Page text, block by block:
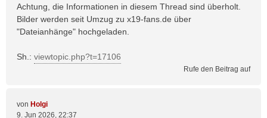
Achtung, die Informationen in diesem Thread sind überholt.
Bilder werden seit Umzug zu x19-fans.de über
"Dateianhänge" hochgeladen.
Sh.: viewtopic.php?t=17106
Rufe den Beitrag auf
von Holgi
9. Jun 2026, 22:37